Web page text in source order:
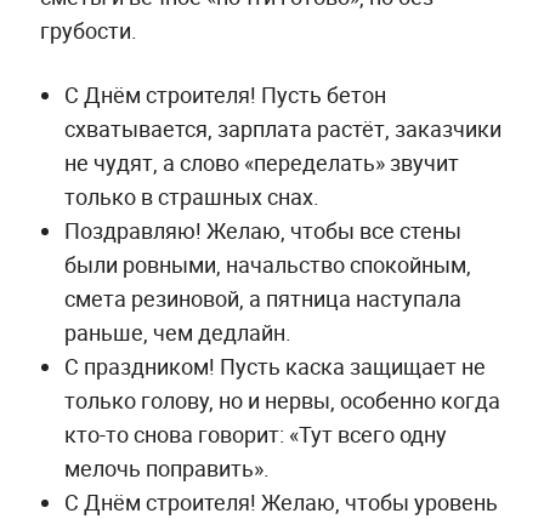
грубости.
С Днём строителя! Пусть бетон
схватывается, зарплата растёт, заказчики
не чудят, а слово «переделать» звучит
только в страшных снах.
Поздравляю! Желаю, чтобы все стены
были ровными, начальство спокойным,
смета резиновой, а пятница наступала
раньше, чем дедлайн.
С праздником! Пусть каска защищает не
только голову, но и нервы, особенно когда
кто-то снова говорит: «Тут всего одну
мелочь поправить».
С Днём строителя! Желаю, чтобы уровень